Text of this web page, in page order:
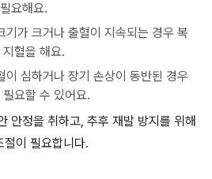
요해요.
기가 크거나 출혈이 지속되는 경우 복
혈을 해요.
이 심하거나 장기 손상이 동반된 경우
요할 수 있어요.
안정을 취하고, 추후 재발 방지를 위해
이 필요합니다.